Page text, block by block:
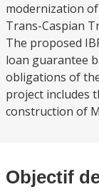
modernization
Trans-Caspian
The proposed
loan guarantee
obligations of
project includes
construction of
Objectif